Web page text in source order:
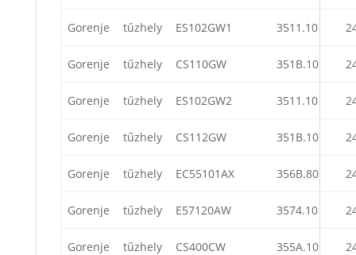
Gorenje tűzhely ES102GW1 3511.10
Gorenje tűzhely CS110GW 351B.10
Gorenje tűzhely ES102GW2 3511.10
Gorenje tűzhely CS112GW 351B.10
Gorenje tűzhely EC55101AX 356B.80
Gorenje tűzhely E57120AW 3574.10
Gorenje tűzhely CS400CW 355A.10